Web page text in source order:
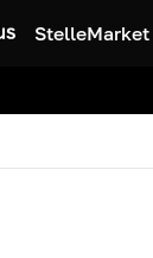
StelleMarket